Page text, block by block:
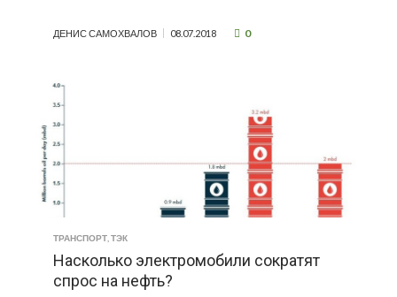
ДЕНИС САМОХВАЛОВ 08.07.2018 0
ТРАНСПОРТ ТЭК
Насколько электромобили сократят
спрос на нефть?